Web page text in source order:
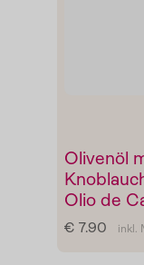
Blog
Olivenöl
Olio de
€ 7.90 inkl.